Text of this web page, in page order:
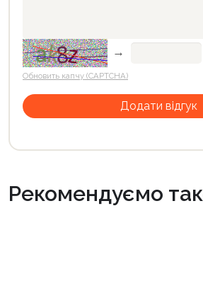
→
Обновить капчу (CAPTCHA)
Рекомендуємо